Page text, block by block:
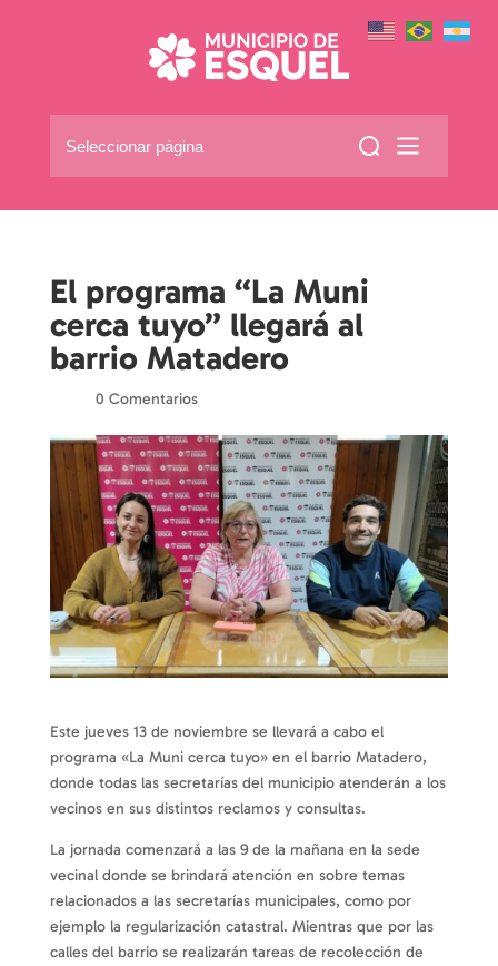
Seleccionar página
El programa “La Muni
cerca tuyo” llegará al
barrio Matadero
0 Comentarios
Este jueves 13 de noviembre se llevará a cabo el
programa «La Muni cerca tuyo» en el barrio Matadero,
donde todas las secretarías del municipio atenderán a los
vecinos en sus distintos reclamos y consultas.
La jornada comenzará a las 9 de la mañana en la sede
vecinal donde se brindará atención en sobre temas
relacionados a las secretarías municipales, como por
ejemplo la regularización catastral. Mientras que por las
calles del barrio se realizarán tareas de recolección de